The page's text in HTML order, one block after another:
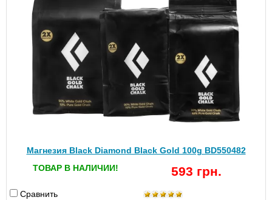
Магнезия Black Diamond Black Gold 100g BD550482
ТОВАР В НАЛИЧИИ!
593 грн.
Сравнить